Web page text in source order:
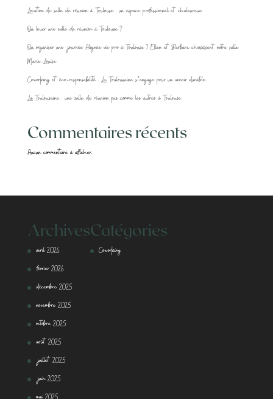
Location de salle de réunion à Toulouse : un espace professionnel et chaleureux
Où louer une salle de réunion à Toulouse ?
Où organiser une journée Alignée vie pro à Toulouse ? Ellen et Barbara choisissent notre salle
Marie-Louise
Coworking et éco-responsabilité : La Toulousaine s’engage pour un avenir durable
La Toulousaine : une salle de réunion pas comme les autres à Toulouse
Commentaires récents
Aucun commentaire à afficher.
Archives
avril 2026
février 2026
décembre 2025
novembre 2025
octobre 2025
août 2025
juillet 2025
juin 2025
Catégories
Coworking